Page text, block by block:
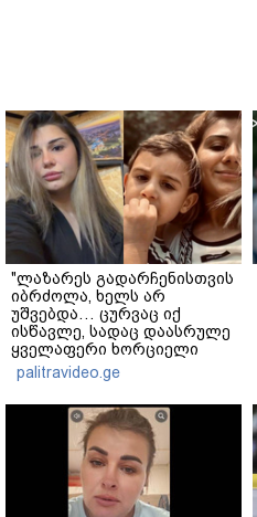
"ლაზარეს გადარჩენისთვის
იბრძოლა, ხელს არ
უშვებდა… ცურვაც იქ
ისწავლე, სადაც დაასრულე
ყველაფერი ხორციელი
ცხოვრებიდან" – რას წერს
ხობში დაღუპული დედა-
შვილის ახლობელი?
palitravideo.ge